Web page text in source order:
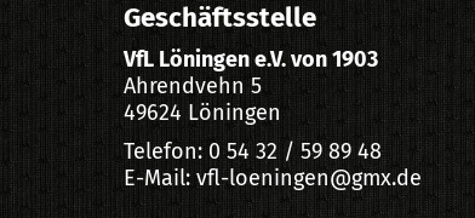
Geschäftsstelle
VfL Löningen e.V. von 1903
Ahrendvehn 5
49624 Löningen
Telefon: 0 54 32 / 59 89 48
E-Mail: vfl-loeningen@gmx.de